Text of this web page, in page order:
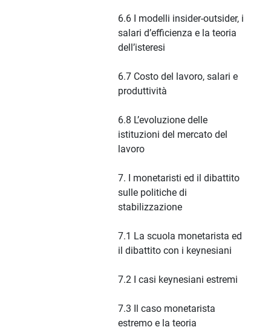
6.6 I modelli insider-outsider, i
salari d’efficienza e la teoria
dell’isteresi
6.7 Costo del lavoro, salari e
produttività
6.8 L’evoluzione delle
istituzioni del mercato del
lavoro
7. I monetaristi ed il dibattito
sulle politiche di
stabilizzazione
7.1 La scuola monetarista ed
il dibattito con i keynesiani
7.2 I casi keynesiani estremi
7.3 Il caso monetarista
estremo e la teoria